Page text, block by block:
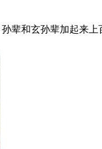
辈和玄孙辈加起来